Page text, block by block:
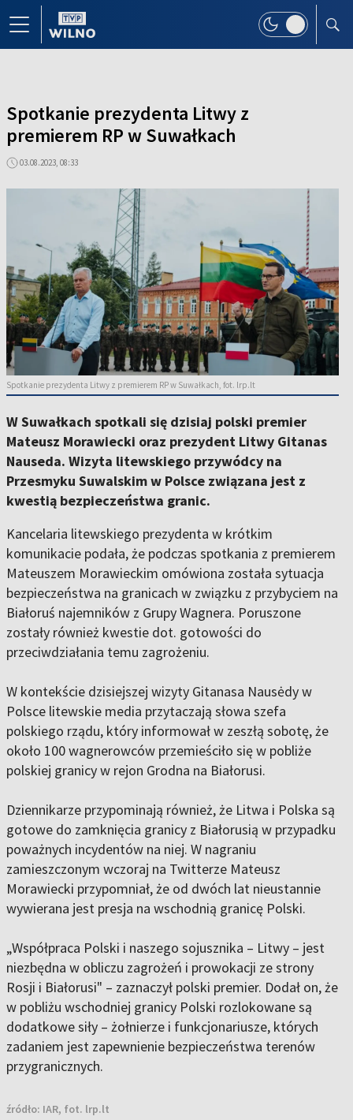
Spotkanie prezydenta Litwy z
premierem RP w Suwałkach
03.08.2023, 08:33
Spotkanie prezydenta Litwy z premierem RP w Suwałkach, fot. lrp.lt
W Suwałkach spotkali się dzisiaj polski premier
Mateusz Morawiecki oraz prezydent Litwy Gitanas
Nauseda. Wizyta litewskiego przywódcy na
Przesmyku Suwalskim w Polsce związana jest z
kwestią bezpieczeństwa granic.
Kancelaria litewskiego prezydenta w krótkim
komunikacie podała, że podczas spotkania z premierem
Mateuszem Morawieckim omówiona została sytuacja
bezpieczeństwa na granicach w związku z przybyciem na
Białoruś najemników z Grupy Wagnera. Poruszone
zostały również kwestie dot. gotowości do
przeciwdziałania temu zagrożeniu.
W kontekście dzisiejszej wizyty Gitanasa Nausėdy w
Polsce litewskie media przytaczają słowa szefa
polskiego rządu, który informował w zeszłą sobotę, że
około 100 wagnerowców przemieściło się w pobliże
polskiej granicy w rejon Grodna na Białorusi.
Dziennikarze przypominają również, że Litwa i Polska są
gotowe do zamknięcia granicy z Białorusią w przypadku
poważnych incydentów na niej. W nagraniu
zamieszczonym wczoraj na Twitterze Mateusz
Morawiecki przypomniał, że od dwóch lat nieustannie
wywierana jest presja na wschodnią granicę Polski.
„Współpraca Polski i naszego sojusznika – Litwy – jest
niezbędna w obliczu zagrożeń i prowokacji ze strony
Rosji i Białorusi" – zaznaczył polski premier. Dodał on, że
w pobliżu wschodniej granicy Polski rozlokowane są
dodatkowe siły – żołnierze i funkcjonariusze, których
zadaniem jest zapewnienie bezpieczeństwa terenów
przygranicznych.
źródło: IAR, fot. lrp.lt